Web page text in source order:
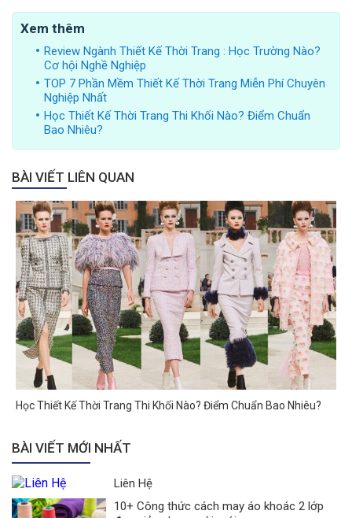
Xem thêm
Review Ngành Thiết Kế Thời Trang : Học Trường Nào?
Cơ hội Nghề Nghiệp
TOP 7 Phần Mềm Thiết Kế Thời Trang Miễn Phí Chuyên
Nghiệp Nhất
Học Thiết Kế Thời Trang Thi Khối Nào? Điểm Chuẩn
Bao Nhiêu?
BÀI VIẾT LIÊN QUAN
Học Thiết Kế Thời Trang Thi Khối Nào? Điểm Chuẩn Bao Nhiêu?
BÀI VIẾT MỚI NHẤT
Liên Hệ
10+ Công thức cách may áo khoác 2 lớp